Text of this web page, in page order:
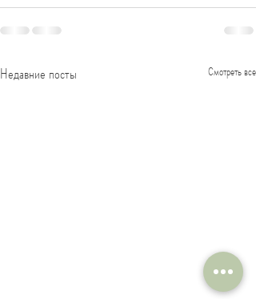
Недавние посты Смотреть все